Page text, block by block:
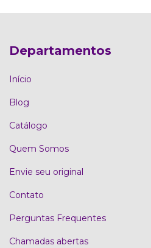
Departamentos
Início
Blog
Catálogo
Quem Somos
Envie seu original
Contato
Perguntas Frequentes
Chamadas abertas